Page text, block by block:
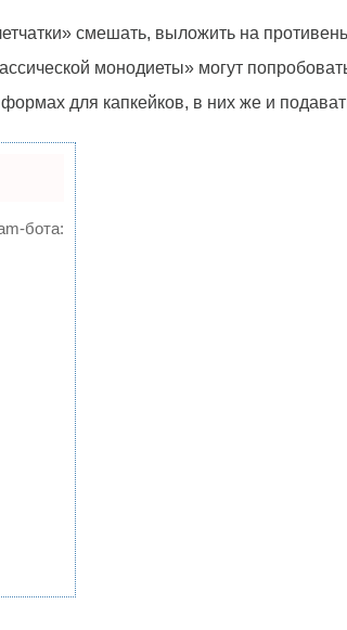
смешать, выложить на
монодиеты» могут
для капкейков, в них же и
бота: